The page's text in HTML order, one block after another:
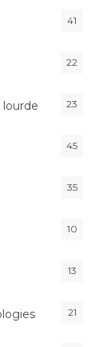
41
22
23
45
35
10
13
21